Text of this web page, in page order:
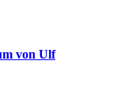
von Ulf